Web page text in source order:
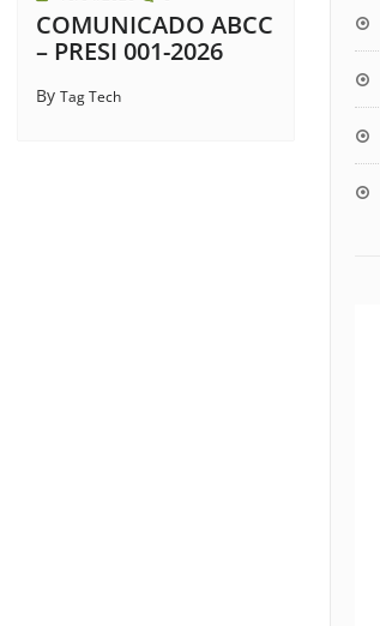
COMUNICADO ABCC
– PRESI 001-2026
By Tag Tech